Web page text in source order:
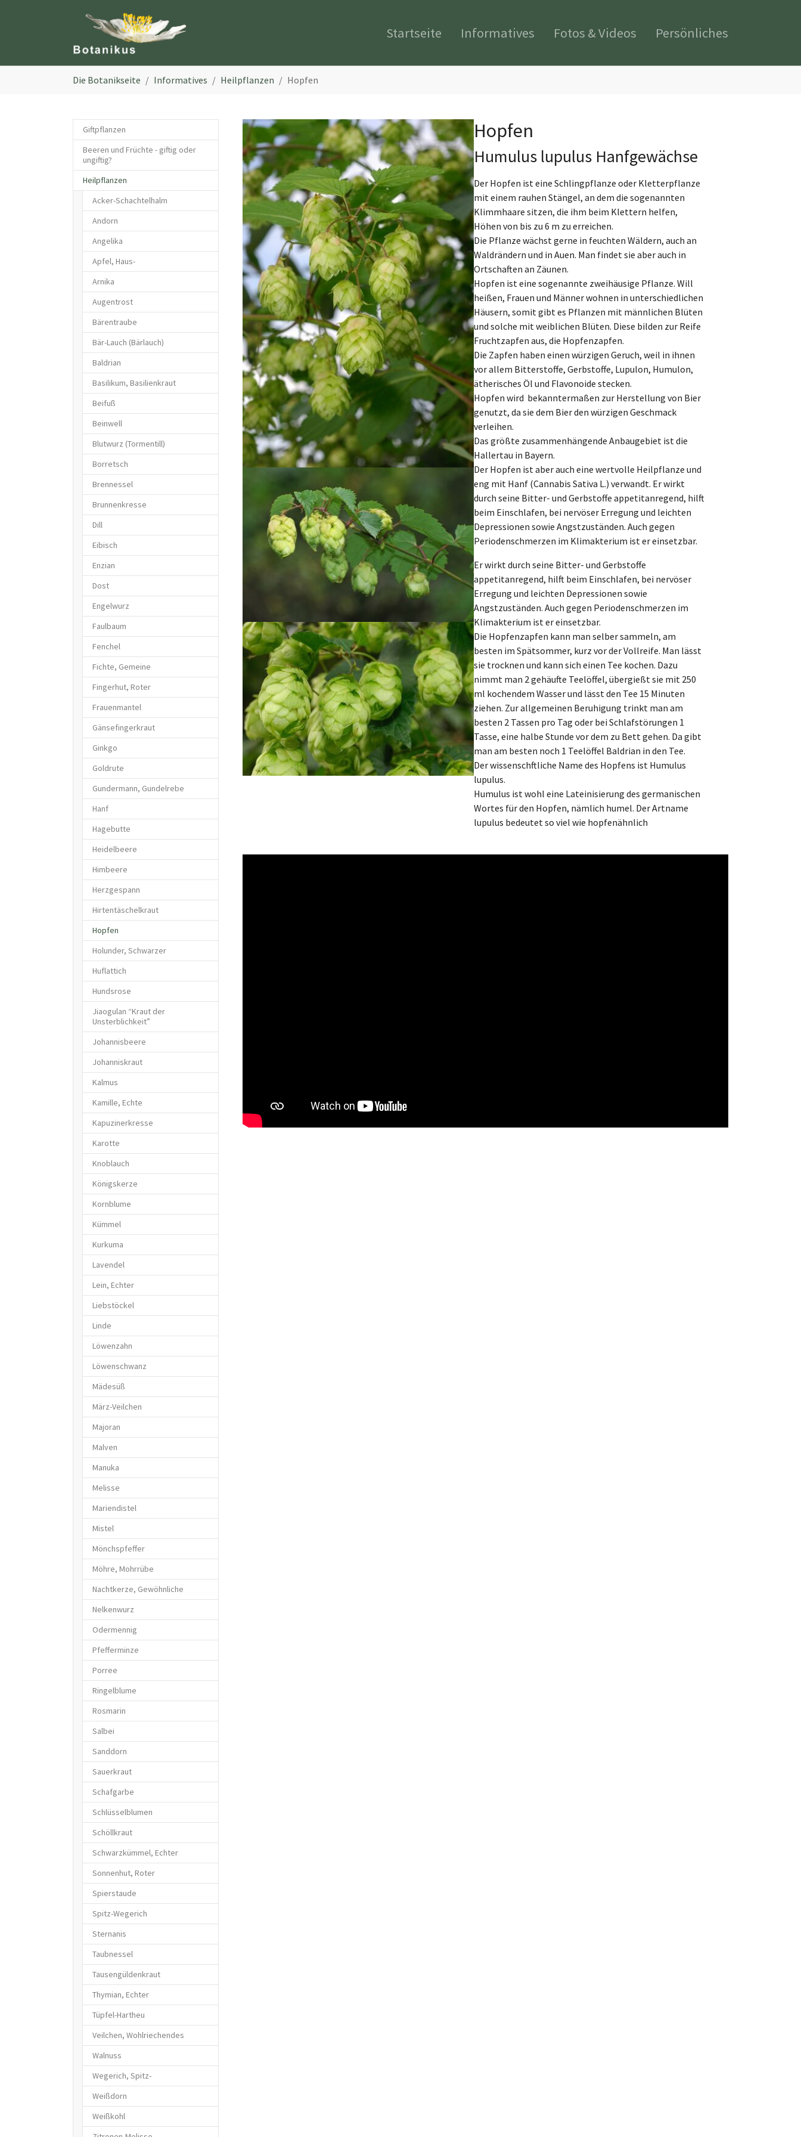
Startseite Informatives Fotos & Videos Persönliches
Die Botanikseite Informatives Heilpflanzen Hopfen
Giftpflanzen
Beeren und Früchte - giftig oder
ungiftig?
Heilpflanzen
Acker-Schachtelhalm
Andorn
Angelika
Apfel, Haus-
Arnika
Augentrost
Bärentraube
Bär-Lauch (Bärlauch)
Baldrian
Basilikum, Basilienkraut
Beifuß
Beinwell
Blutwurz (Tormentill)
Borretsch
Brennessel
Brunnenkresse
Dill
Eibisch
Enzian
Dost
Engelwurz
Faulbaum
Fenchel
Fichte, Gemeine
Fingerhut, Roter
Frauenmantel
Gänsefingerkraut
Ginkgo
Goldrute
Gundermann, Gundelrebe
Hanf
Hagebutte
Heidelbeere
Himbeere
Herzgespann
Hirtentäschelkraut
Hopfen
Holunder, Schwarzer
Huflattich
Hundsrose
Jiaogulan “Kraut der
Unsterblichkeit”
Johannisbeere
Johanniskraut
Kalmus
Kamille, Echte
Kapuzinerkresse
Karotte
Knoblauch
Königskerze
Kornblume
Kümmel
Kurkuma
Lavendel
Lein, Echter
Liebstöckel
Linde
Löwenzahn
Löwenschwanz
Mädesüß
März-Veilchen
Majoran
Malven
Manuka
Melisse
Mariendistel
Mistel
Mönchspfeffer
Möhre, Mohrrübe
Nachtkerze, Gewöhnliche
Nelkenwurz
Odermennig
Pfefferminze
Porree
Ringelblume
Rosmarin
Salbei
Sanddorn
Sauerkraut
Schafgarbe
Schlüsselblumen
Schöllkraut
Schwarzkümmel, Echter
Sonnenhut, Roter
Spierstaude
Spitz-Wegerich
Sternanis
Taubnessel
Tausengüldenkraut
Thymian, Echter
Tüpfel-Hartheu
Veilchen, Wohlriechendes
Walnuss
Wegerich, Spitz-
Weißdorn
Weißkohl
Hopfen
Humulus lupulus Hanfgewächse
Der Hopfen ist eine Schlingpflanze oder Kletterpflanze
mit einem rauhen Stängel, an dem die sogenannten
Klimmhaare sitzen, die ihm beim Klettern helfen,
Höhen von bis zu 6 m zu erreichen.
Die Pflanze wächst gerne in feuchten Wäldern, auch an
Waldrändern und in Auen. Man findet sie aber auch in
Ortschaften an Zäunen.
Hopfen ist eine sogenannte zweihäusige Pflanze. Will
heißen, Frauen und Männer wohnen in unterschiedlichen
Häusern, somit gibt es Pflanzen mit männlichen Blüten
und solche mit weiblichen Blüten. Diese bilden zur Reife
Fruchtzapfen aus, die Hopfenzapfen.
Die Zapfen haben einen würzigen Geruch, weil in ihnen
vor allem Bitterstoffe, Gerbstoffe, Lupulon, Humulon,
ätherisches Öl und Flavonoide stecken.
Hopfen wird bekanntermaßen zur Herstellung von Bier
genutzt, da sie dem Bier den würzigen Geschmack
verleihen.
Das größte zusammenhängende Anbaugebiet ist die
Hallertau in Bayern.
Der Hopfen ist aber auch eine wertvolle Heilpflanze und
eng mit Hanf (Cannabis Sativa L.) verwandt. Er wirkt
durch seine Bitter- und Gerbstoffe appetitanregend, hilft
beim Einschlafen, bei nervöser Erregung und leichten
Depressionen sowie Angstzuständen. Auch gegen
Periodenschmerzen im Klimakterium ist er einsetzbar.
Er wirkt durch seine Bitter- und Gerbstoffe
appetitanregend, hilft beim Einschlafen, bei nervöser
Erregung und leichten Depressionen sowie
Angstzuständen. Auch gegen Periodenschmerzen im
Klimakterium ist er einsetzbar.
Die Hopfenzapfen kann man selber sammeln, am
besten im Spätsommer, kurz vor der Vollreife. Man lässt
sie trocknen und kann sich einen Tee kochen. Dazu
nimmt man 2 gehäufte Teelöffel, übergießt sie mit 250
ml kochendem Wasser und lässt den Tee 15 Minuten
ziehen. Zur allgemeinen Beruhigung trinkt man am
besten 2 Tassen pro Tag oder bei Schlafstörungen 1
Tasse, eine halbe Stunde vor dem zu Bett gehen. Da gibt
man am besten noch 1 Teelöffel Baldrian in den Tee.
Der wissenschftliche Name des Hopfens ist Humulus
lupulus.
Humulus ist wohl eine Lateinisierung des germanischen
Wortes für den Hopfen, nämlich humel. Der Artname
lupulus bedeutet so viel wie hopfenähnlich